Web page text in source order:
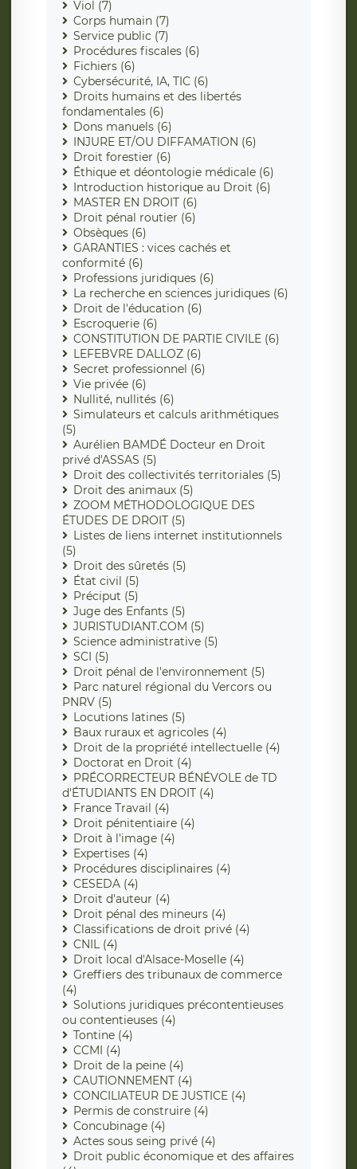
Viol (7)
Corps humain (7)
Service public (7)
Procédures fiscales (6)
Fichiers (6)
Cybersécurité, IA, TIC (6)
Droits humains et des libertés
fondamentales (6)
Dons manuels (6)
INJURE ET/OU DIFFAMATION (6)
Droit forestier (6)
Éthique et déontologie médicale (6)
Introduction historique au Droit (6)
MASTER EN DROIT (6)
Droit pénal routier (6)
Obsèques (6)
GARANTIES : vices cachés et
conformité (6)
Professions juridiques (6)
La recherche en sciences juridiques (6)
Droit de l'éducation (6)
Escroquerie (6)
CONSTITUTION DE PARTIE CIVILE (6)
LEFEBVRE DALLOZ (6)
Secret professionnel (6)
Vie privée (6)
Nullité, nullités (6)
Simulateurs et calculs arithmétiques
(5)
Aurélien BAMDÉ Docteur en Droit
privé d'ASSAS (5)
Droit des collectivités territoriales (5)
Droit des animaux (5)
ZOOM MÉTHODOLOGIQUE DES
ÉTUDES DE DROIT (5)
Listes de liens internet institutionnels
(5)
Droit des sûretés (5)
État civil (5)
Préciput (5)
Juge des Enfants (5)
JURISTUDIANT.COM (5)
Science administrative (5)
SCI (5)
Droit pénal de l'environnement (5)
Parc naturel régional du Vercors ou
PNRV (5)
Locutions latines (5)
Baux ruraux et agricoles (4)
Droit de la propriété intellectuelle (4)
Doctorat en Droit (4)
PRÉCORRECTEUR BÉNÉVOLE de TD
d'ÉTUDIANTS EN DROIT (4)
France Travail (4)
Droit pénitentiaire (4)
Droit à l'image (4)
Expertises (4)
Procédures disciplinaires (4)
CESEDA (4)
Droit d'auteur (4)
Droit pénal des mineurs (4)
Classifications de droit privé (4)
CNIL (4)
Droit local d'Alsace-Moselle (4)
Greffiers des tribunaux de commerce
(4)
Solutions juridiques précontentieuses
ou contentieuses (4)
Tontine (4)
CCMI (4)
Droit de la peine (4)
CAUTIONNEMENT (4)
CONCILIATEUR DE JUSTICE (4)
Permis de construire (4)
Concubinage (4)
Actes sous seing privé (4)
Droit public économique et des affaires